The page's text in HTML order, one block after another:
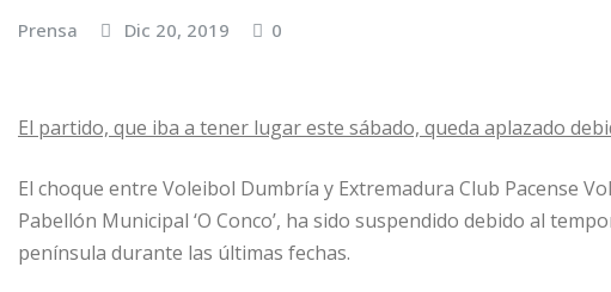
Prensa Dic 20, 2019 0
El partido, que iba a tener lugar este sábado, queda aplazado
El choque entre Voleibol Dumbría y Extremadura Club Pacense
Pabellón Municipal ‘O Conco’, ha sido suspendido debido al
península durante las últimas fechas.